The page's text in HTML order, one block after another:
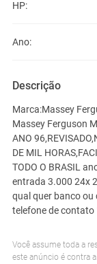
HP:
Ano:
Descrição
Marca:Massey
Massey Ferguson
ANO
DE MIL
TODO O BRASIL
entrada 3.000 24x
qual quer banco ou
telefone de
Você assume toda a
este anúncio é contra